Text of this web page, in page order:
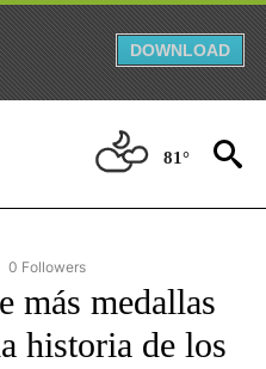
DOWNLOAD
81°
"CNN - SPANISH" TO RECEIVE
0 Followers
más medallas
historia de los